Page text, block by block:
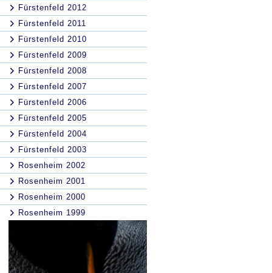
Fürstenfeld 2012
Fürstenfeld 2011
Fürstenfeld 2010
Fürstenfeld 2009
Fürstenfeld 2008
Fürstenfeld 2007
Fürstenfeld 2006
Fürstenfeld 2005
Fürstenfeld 2004
Fürstenfeld 2003
Rosenheim 2002
Rosenheim 2001
Rosenheim 2000
Rosenheim 1999